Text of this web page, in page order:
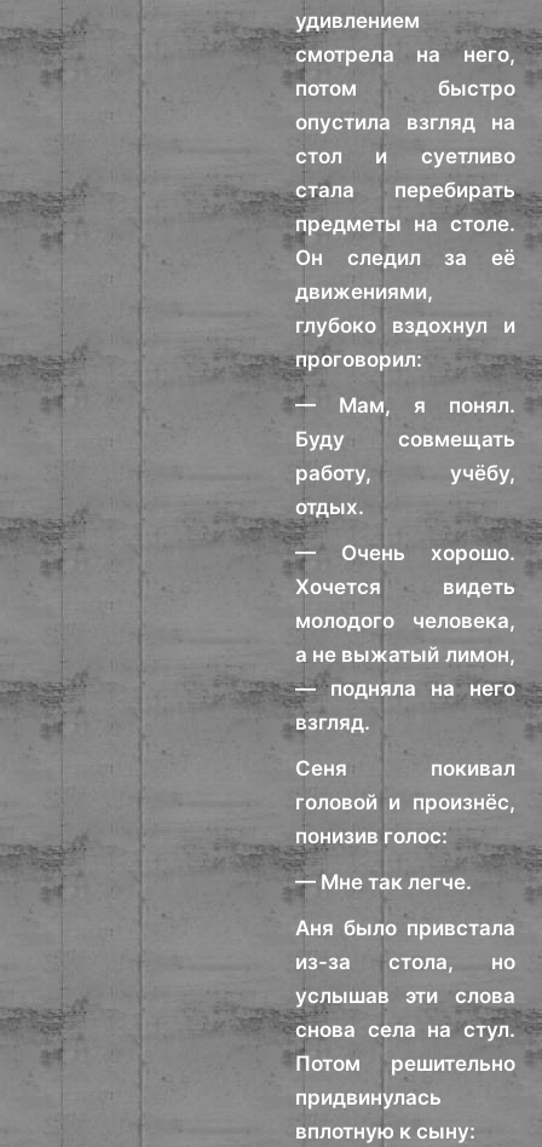
удивлением
смотрела на него,
потом быстро
опустила взгляд на
стол и суетливо
стала перебирать
предметы на столе.
Он следил за её
движениями,
глубоко вздохнул и
проговорил:
— Мам, я понял.
Буду совмещать
работу, учёбу,
отдых.
— Очень хорошо.
Хочется видеть
молодого человека,
а не выжатый лимон,
— подняла на него
взгляд.
Сеня покивал
головой и произнёс,
понизив голос:
— Мне так легче.
Аня было привстала
из-за стола, но
услышав эти слова
снова села на стул.
Потом решительно
придвинулась
вплотную к сыну: